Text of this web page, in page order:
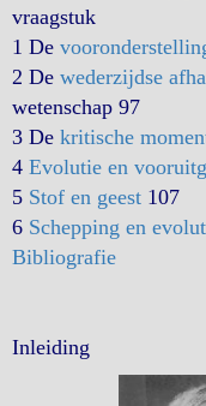
vraagstuk
1 De
2 De wederzijdse
wetenschap 97
3 De kritische
4 Evolutie en
5 Stof en geest 107
6 Schepping en
Bibliografie
Inleiding